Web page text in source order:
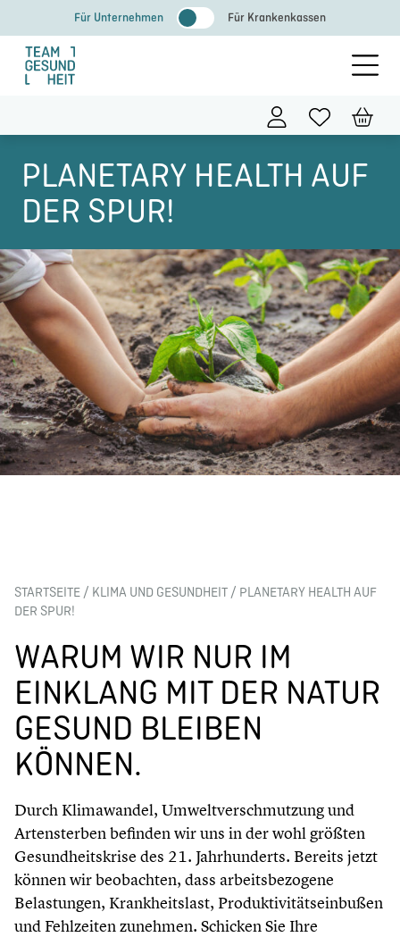
Inhalt
springen
Für Unternehmen Für Krankenkassen
PLANETARY HEALTH AUF
DER SPUR!
STARTSEITE / KLIMA UND GESUNDHEIT / PLANETARY HEALTH AUF
DER SPUR!
WARUM WIR NUR IM
EINKLANG MIT DER NATUR
GESUND BLEIBEN
KÖNNEN.
Durch Klimawandel, Umweltverschmutzung und
Artensterben befinden wir uns in der wohl größten
Gesundheitskrise des 21. Jahrhunderts. Bereits jetzt
können wir beobachten, dass arbeitsbezogene
Belastungen, Krankheitslast, Produktivitätseinbußen
und Fehlzeiten zunehmen. Schicken Sie Ihre